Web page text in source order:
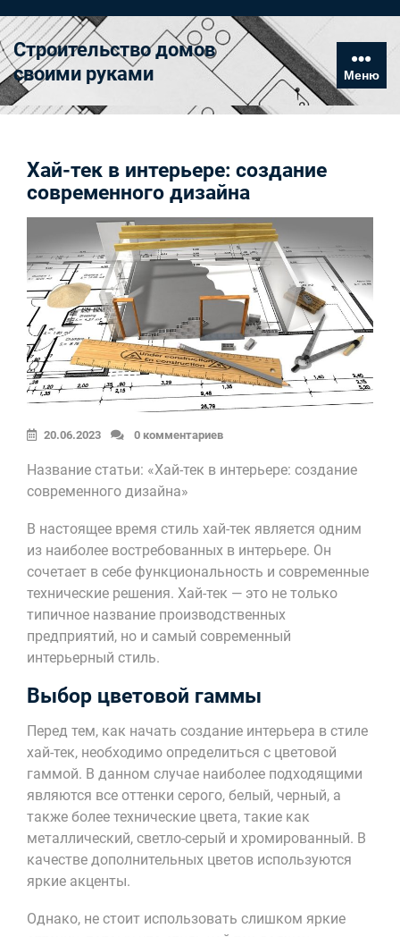
к
содержимому
Строительство домов
своими руками
Меню
Хай-тек в интерьере: создание
современного дизайна
20.06.2023 0 комментариев
Название статьи: «Хай-тек в интерьере: создание
современного дизайна»
В настоящее время стиль хай-тек является одним
из наиболее востребованных в интерьере. Он
сочетает в себе функциональность и современные
технические решения. Хай-тек — это не только
типичное название производственных
предприятий, но и самый современный
интерьерный стиль.
Выбор цветовой гаммы
Перед тем, как начать создание интерьера в стиле
хай-тек, необходимо определиться с цветовой
гаммой. В данном случае наиболее подходящими
являются все оттенки серого, белый, черный, а
также более технические цвета, такие как
металлический, светло-серый и хромированный. В
качестве дополнительных цветов используются
яркие акценты.
Однако, не стоит использовать слишком яркие